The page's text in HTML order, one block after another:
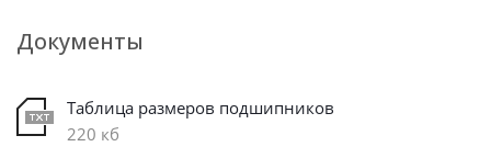
Документы
Таблица размеров подшипников
220 кб